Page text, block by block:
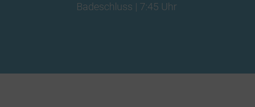
Badeschluss | 7:45 Uhr